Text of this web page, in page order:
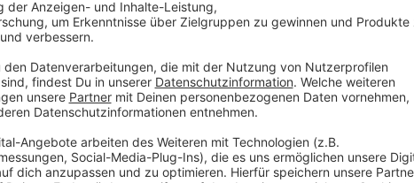
Radio K.W. erzielt beim Wert „Hörer gestern“ (Montag
Demnach schalten täglich etwa 81.000 Hörer ihr
sogenannten Kernzielgruppe der Hörer zwischen 14
das sind 43.000 Hörer. Damit ist das Radio mit einem
WDR 2 Marktführer in der Zielgruppe 14-49 Jahren im
Die Verweildauer im Programm (durchschnittliche
und liegt nun bei 182 Minuten (+69 Minuten innerhalb